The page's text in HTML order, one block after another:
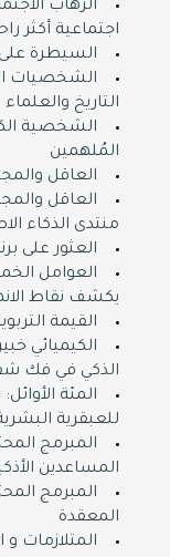
الرهاب
اجتماعية أكثر
السيطرة على
الشخصيات
التاريخ والعلماء
الشخصية
المُلهمين
العاقل
العاقل
منتدى الذكاء
العثور على
العوامل
يكشف نقاط
القيمة
الكيميائي
الذكي في فك
المئة
للعبقرية
المبرمج
المساعدين
المبرمج
المعقدة
المتلازمات